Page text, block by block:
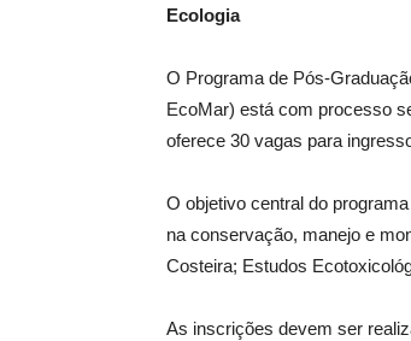
Ecologia
O Programa de Pós-
EcoMar) está com processo
oferece 30 vagas para
O objetivo central do
na conservação, manejo e
Costeira; Estudos
As inscrições devem ser